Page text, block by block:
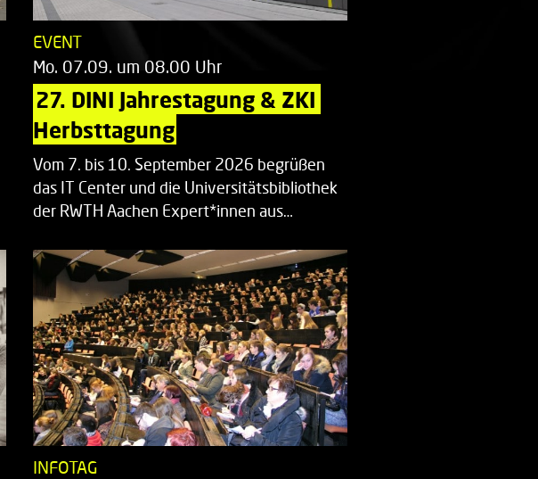
EVENT
Mo. 07.09. um 08.00 Uhr
27. DINI Jahrestagung & ZKI
Herbsttagung
Vom 7. bis 10. September 2026 begrüßen
das IT Center und die Universitätsbibliothek
der RWTH Aachen Expert*innen aus…
INFOTAG